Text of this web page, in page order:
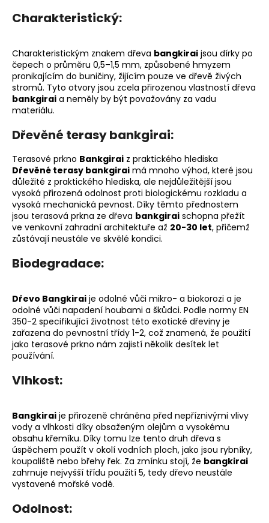
Charakteristický:
Charakteristickým znakem dřeva bangkirai jsou dírky po
čepech o průměru 0,5–1,5 mm, způsobené hmyzem
pronikajícím do buničiny, žijícím pouze ve dřevě živých
stromů. Tyto otvory jsou zcela přirozenou vlastností dřeva
bankgirai a neměly by být považovány za vadu
materiálu.
Dřevěné terasy bankgirai:
Terasové prkno Bankgirai z praktického hlediska
Dřevěné terasy bankgirai má mnoho výhod, které jsou
důležité z praktického hlediska, ale nejdůležitější jsou
vysoká přirozená odolnost proti biologickému rozkladu a
vysoká mechanická pevnost. Díky těmto přednostem
jsou terasová prkna ze dřeva bankgirai schopna přežít
ve venkovní zahradní architektuře až 20-30 let, přičemž
zůstávají neustále ve skvělé kondici.
Biodegradace:
Dřevo Bangkirai je odolné vůči mikro- a biokorozi a je
odolné vůči napadení houbami a škůdci. Podle normy EN
350-2 specifikující životnost této exotické dřeviny je
zařazena do pevnostní třídy 1-2, což znamená, že použití
jako terasové prkno nám zajistí několik desítek let
používání.
Vlhkost:
Bangkirai je přirozeně chráněna před nepříznivými vlivy
vody a vlhkosti díky obsaženým olejům a vysokému
obsahu křemíku. Díky tomu lze tento druh dřeva s
úspěchem použít v okolí vodních ploch, jako jsou rybníky,
koupaliště nebo břehy řek. Za zmínku stojí, že bangkirai
zahrnuje nejvyšší třídu použití 5, tedy dřevo neustále
vystavené mořské vodě.
Odolnost: